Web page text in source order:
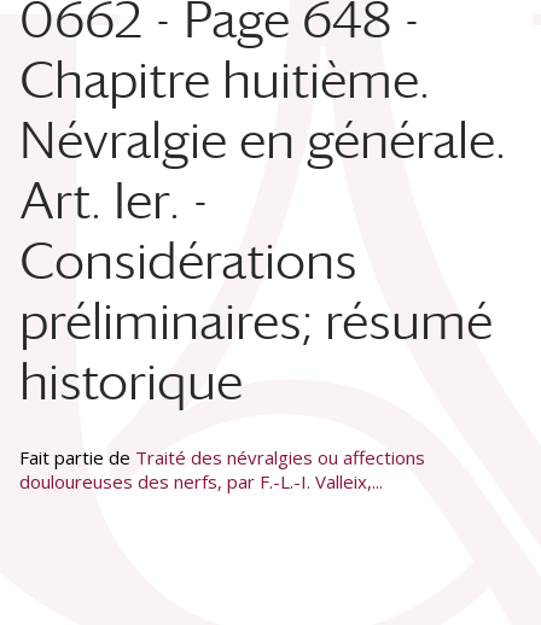
0662 - Page 648 -
Chapitre huitième.
Névralgie en générale.
Art. Ier. -
Considérations
préliminaires; résumé
historique
Fait partie de Traité des névralgies ou affections
douloureuses des nerfs, par F.-L.-I. Valleix,...